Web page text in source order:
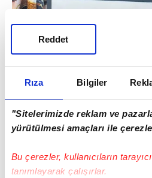
Rıza Bilgiler
"Sitelerimizde reklam ve
yürütülmesi amaçları ile
Bu çerezler, kullanıcıların
tanımlayarak çalışırlar.
Reddet